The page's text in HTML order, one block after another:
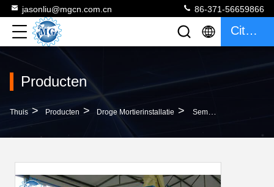
jasonliu@mgcn.com.cn 86-371-56659866
Citaat
Producten
Thuis > Producten > Droge Mortierinstallatie > Semi Installatie Van Het Hoog Rendement De Droge Mortier - Automatische De Hoge Prestaties Van De Eindedienst